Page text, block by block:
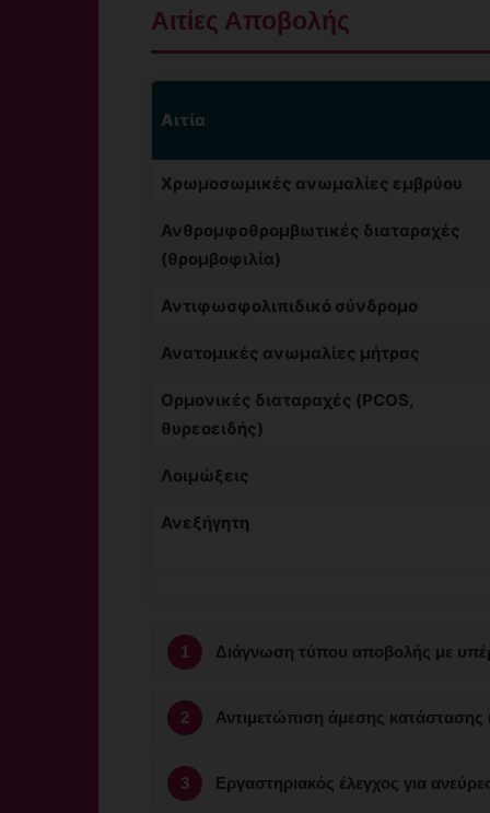
Αιτίες Αποβολής
Αιτία
Χρωμοσωμικές ανωμαλίες εμβρύου
Ανθρομφοθρομβωτικές διαταραχές
(θρομβοφιλία)
Αντιφωσφολιπιδικό σύνδρομο
Ανατομικές ανωμαλίες μήτρας
Ορμονικές διαταραχές (PCOS,
θυρεοειδής)
Λοιμώξεις
Ανεξήγητη
Διάγνωση τύπου αποβολής με
Αντιμετώπιση άμεσης κατάστασης
Εργαστηριακός έλεγχος για